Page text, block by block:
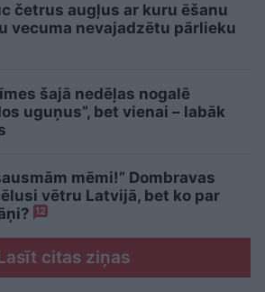
četrus augļus ar kuru ēšanu
vecuma nevajadzētu pārlieku
šajā nedēļas nogalē
uguņus”, bet vienai – labāk
mēmi!” Dombravas
vētru Latvijā, bet ko par
12
citas ziņas